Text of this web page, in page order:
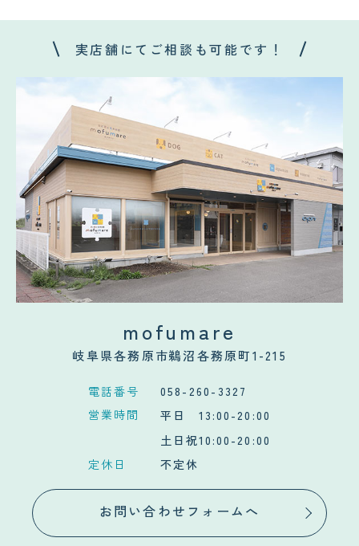
実店舗にてご相談も可能です！
mofumare
岐阜県各務原市鵜沼各務原町1-215
電話番号
058-260-3327
営業時間
平日 13:00-20:00
土日祝10:00-20:00
定休日
不定休
お問い合わせフォームへ